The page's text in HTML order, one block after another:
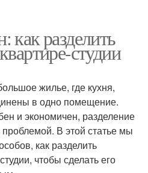
как разделить
студии
жилье, где кухня,
в одно помещение.
и экономичен, разделение
В этой статье мы
как разделить
чтобы сделать его